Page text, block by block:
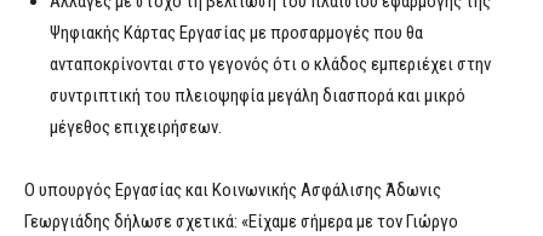
Ψηφιακής Κάρτας Εργασίας με προσαρμογές που θα
ανταποκρίνονται στο γεγονός ότι ο κλάδος εμπεριέχει στην
συντριπτική του πλειοψηφία μεγάλη διασπορά και μικρό
μέγεθος επιχειρήσεων.
Ο υπουργός Εργασίας και Κοινωνικής Ασφάλισης Άδωνις
Γεωργιάδης δήλωσε σχετικά: «Είχαμε σήμερα με τον Γιώργο